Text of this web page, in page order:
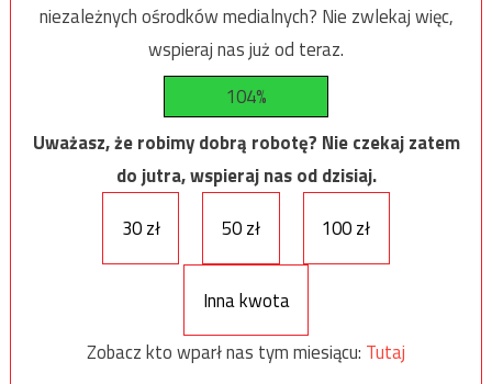
niezależnych ośrodków medialnych? Nie zwlekaj więc,
wspieraj nas już od teraz.
104%
Uważasz, że robimy dobrą robotę? Nie czekaj zatem
do jutra, wspieraj nas od dzisiaj.
30 zł
50 zł 100 zł
Inna kwota
Zobacz kto wparł nas tym miesiącu: Tutaj